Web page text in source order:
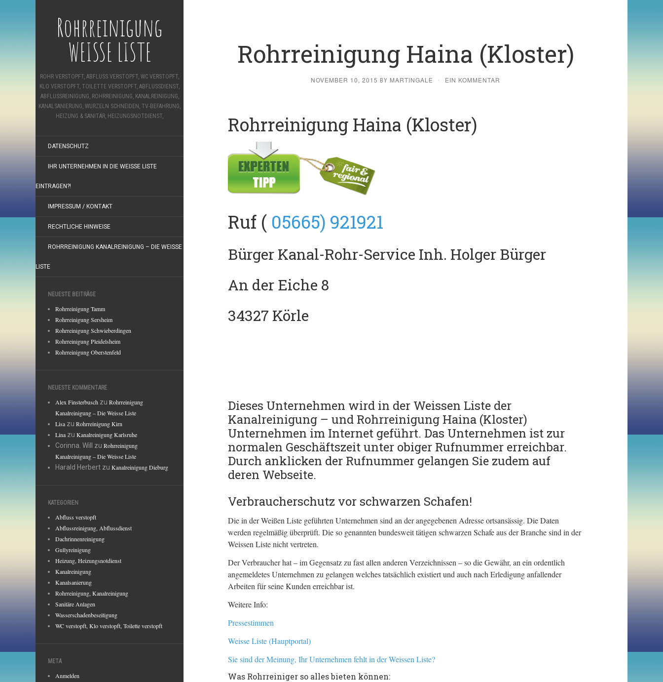
Rohrreinigung
WEISSE LISTE
ROHR VERSTOPFT, ABFLUSS VERSTOPFT, WC VERSTOPFT,
KLO VERSTOPFT, TOILETTE VERSTOPFT, ABFLUSSDIENST,
ABFLUSSREINIGUNG, ROHRREINIGUNG, KANALREINIGUNG,
KANALSANIERUNG, WURZELN SCHNEIDEN, TV-BEFAHRUNG,
HEIZUNG & SANITÄR, HEIZUNGSNOTDIENST,
DATENSCHUTZ
IHR UNTERNEHMEN IN DIE WEISSE LISTE E
INTRAGEN?!
IMPRESSUM / KONTAKT
RECHTLICHE HINWEISE
ROHRREINIGUNG KANALREINIGUNG – DIE WEISSE
LISTE
NEUESTE BEITRÄGE
Rohrreinigung Tamm
Rohrreinigung Sersheim
Rohrreinigung Schwieberdingen
Rohrreinigung Pleidelsheim
Rohrreinigung Oberstenfeld
NEUESTE KOMMENTARE
Alex Finsterbusch zu Rohrreinigung
Kanalreinigung – Die Weisse Liste
Lisa zu Rohrreinigung Kirn
Lina zu Kanalreinigung Karlsruhe
Corinna. Will
zu Rohrreinigung
Kanalreinigung – Die Weisse Liste
Harald Herbert zu Kanalreinigung Dieburg
KATEGORIEN
Abfluss verstopft
Abflussreinigung, Abflussdienst
Dachrinnenreinigung
Gullyreinigung
Heizung, Heizungsnotdienst
Kanalreinigung
Kanalsanierung
Rohrreinigung, Kanalreinigung
Sanitäre Anlagen
Wasserschadenbeseitigung
WC verstopft, Klo verstopft, Toilette verstopft
META
Anmelden
Rohrreinigung Haina (Kloster)
NOVEMBER 10, 2015 BY MARTINGALE · EIN KOMMENTAR
Rohrreinigung Haina (Kloster)
Ruf ( 05665) 921921
Bürger Kanal-Rohr-Service Inh. Holger Bürger
An der Eiche 8
34327 Körle
Dieses Unternehmen wird in der Weissen Liste der
Kanalreinigung – und Rohrreinigung Haina (Kloster)
Unternehmen im Internet geführt. Das Unternehmen ist zur
normalen Geschäftszeit unter obiger Rufnummer erreichbar.
Durch anklicken der Rufnummer gelangen Sie zudem auf
deren Webseite.
Verbraucherschutz vor schwarzen Schafen!
Die in der Weißen Liste geführten Unternehmen sind an der angegebenen Adresse ortsansässig. Die Daten
werden regelmäßig überprüft. Die so genannten bundesweit tätigen schwarzen Schafe aus der Branche sind in der
Weissen Liste nicht vertreten.
Der Verbraucher hat – im Gegensatz zu fast allen anderen Verzeichnissen – so die Gewähr, an ein ordentlich
angemeldetes Unternehmen zu gelangen welches tatsächlich existiert und auch nach Erledigung anfallender
Arbeiten für seine Kunden erreichbar ist.
Weitere Info:
Pressestimmen
Weisse Liste (Hauptportal)
Sie sind der Meinung, Ihr Unternehmen fehlt in der Weissen Liste?
Was Rohrreiniger so alles bieten können: